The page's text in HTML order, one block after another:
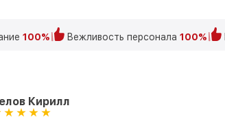
100% Вежливость персонала 100%
Кирилл